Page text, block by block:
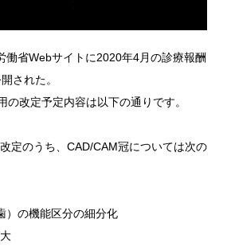
働省Webサイトに2020年4月の診療報酬
された。
の改定予定内容は以下の通りです。
定のうち、CAD/CAM冠については次の
）の機能区分の細分化